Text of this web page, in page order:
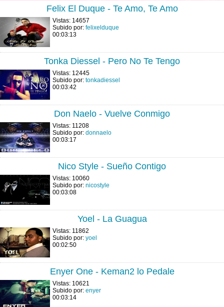
Felix El Duque - Te Amo, Te Amo
Vistas: 14657
Subido por: felixelduque
00:03:13
Tonka Diessel - Pero No Te Tengo
Vistas: 12445
Subido por: tonkadiessel
00:03:42
Don Naelo - Vuelve Conmigo
Vistas: 11208
Subido por: donnaelo
00:03:17
Nico Style - Sueño Contigo
Vistas: 10060
Subido por: nicostyle
00:03:08
Yoel - La Guagua
Vistas: 11862
Subido por: yoel
00:02:50
Enyer One - Keman2 lo Pedale
Vistas: 10621
Subido por: enyer
00:03:14